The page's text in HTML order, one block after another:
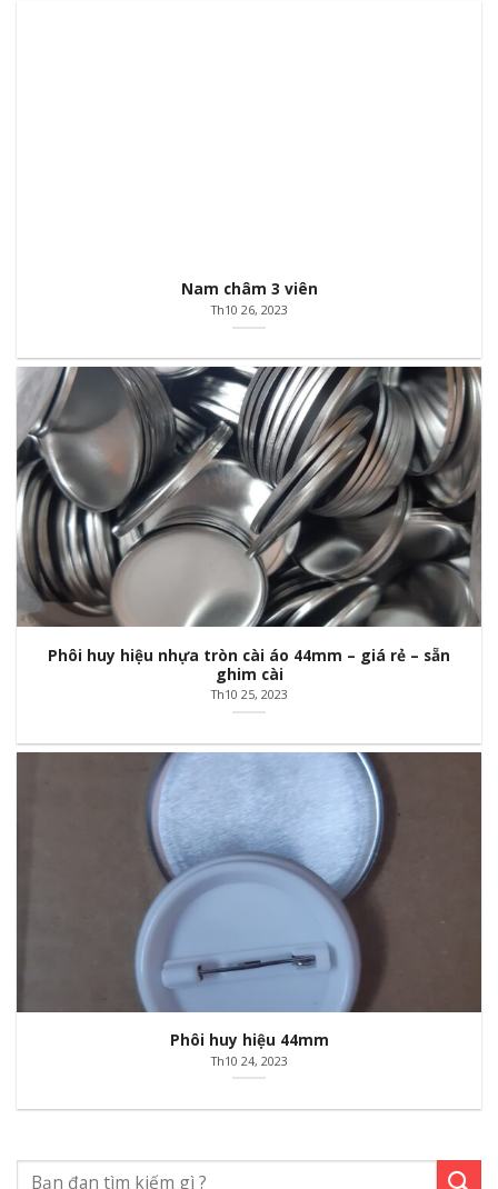
Nam châm 3 viên
Th10 26, 2023
Phôi huy hiệu nhựa tròn cài áo 44mm – giá rẻ – sẵn
ghim cài
Th10 25, 2023
Phôi huy hiệu 44mm
Th10 24, 2023